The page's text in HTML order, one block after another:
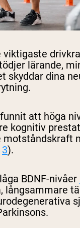
viktigaste
lärande,
skyddar dina
att höga
kognitiv
motståndskraft
3).
BDNF-nivåer
långsammare